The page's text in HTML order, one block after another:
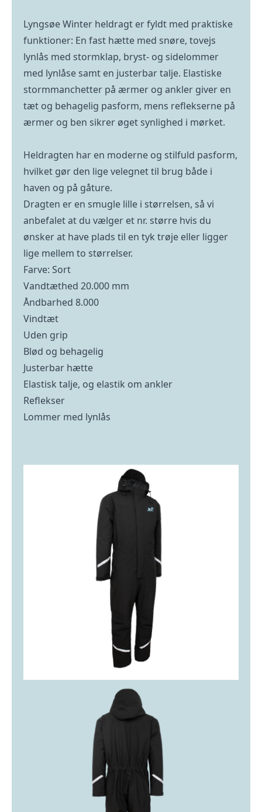
Lyngsøe Winter heldragt er fyldt med praktiske
funktioner: En fast hætte med snøre, tovejs
lynlås med stormklap, bryst- og sidelommer
med lynlåse samt en justerbar talje. Elastiske
stormmanchetter på ærmer og ankler giver en
tæt og behagelig pasform, mens reflekserne på
ærmer og ben sikrer øget synlighed i mørket.
Heldragten har en moderne og stilfuld pasform,
hvilket gør den lige velegnet til brug både i
haven og på gåture.
Dragten er en smugle lille i størrelsen, så vi
anbefalet at du vælger et nr. større hvis du
ønsker at have plads til en tyk trøje eller ligger
lige mellem to størrelser.
Farve: Sort
Vandtæthed 20.000 mm
Åndbarhed 8.000
Vindtæt
Uden grip
Blød og behagelig
Justerbar hætte
Elastisk talje, og elastik om ankler
Reflekser
Lommer med lynlås